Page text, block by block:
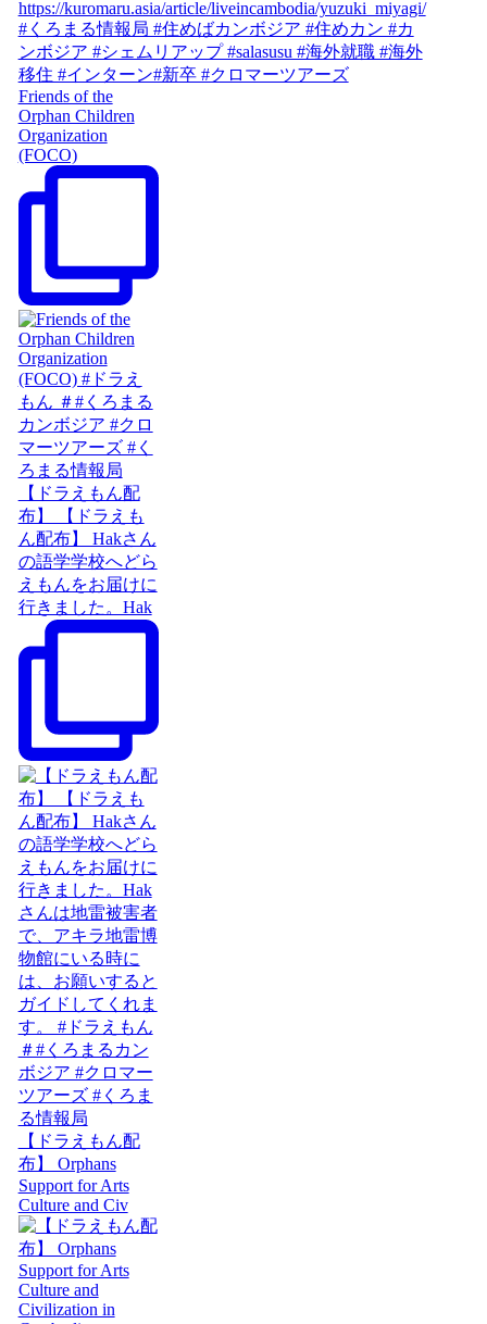
Friends of the
Orphan Children
Organization
(FOCO)
【ドラえもん配
布】 【ドラえも
ん配布】 Hakさん
の語学学校へどら
えもんをお届けに
行きました。Hak
【ドラえもん配
布】 Orphans
Support for Arts
Culture and Civ